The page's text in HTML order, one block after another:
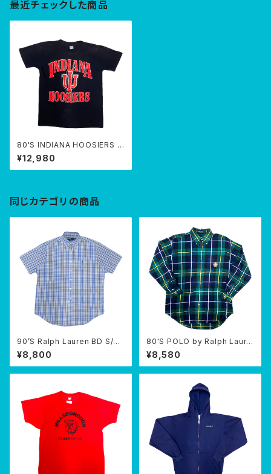
最近チェックした商品
80'S INDIANA HOOSIERS T
-SHIRTS
¥12,980
同じカテゴリの商品
90’S Ralph Lauren BD S/S
shirt
¥8,800
80'S POLO by Ralph Laure
n B/D SHIRTS
¥8,580